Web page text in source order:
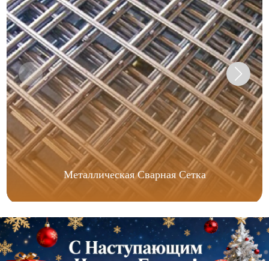
Металлическая Сварная Сетка